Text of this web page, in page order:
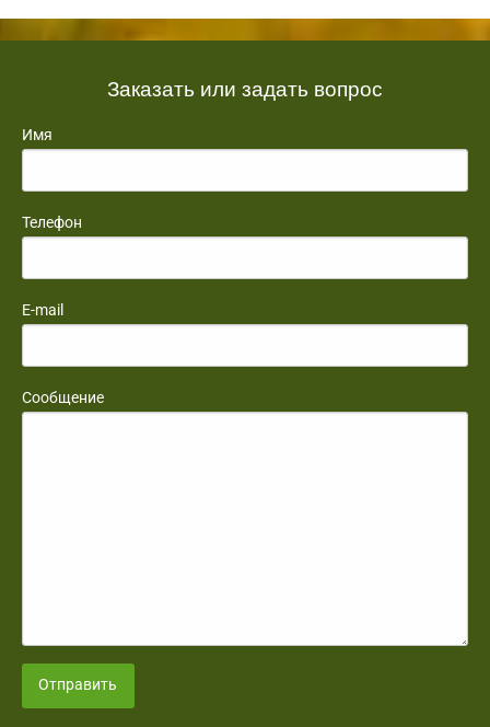
Заказать или задать вопрос
Имя
Телефон
E-mail
Сообщение
Отправить